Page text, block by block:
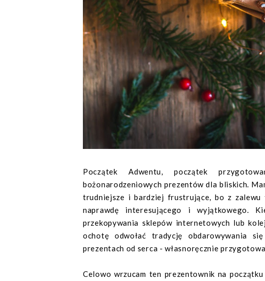
Początek Adwentu, początek
bożonarodzeniowych prezentów dla bliskich.
trudniejsze i bardziej frustrujące, bo z
naprawdę interesującego i wyjątkowego.
przekopywania sklepów internetowych lub
ochotę odwołać tradycję obdarowywania
prezentach od serca - własnoręcznie
Celowo wrzucam ten prezentownik na